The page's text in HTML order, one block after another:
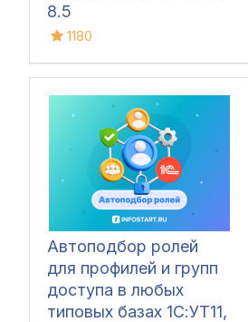
8.5
1180
Автоподбор ролей
для профилей и групп
доступа в любых
типовых базах 1С:УТ11,